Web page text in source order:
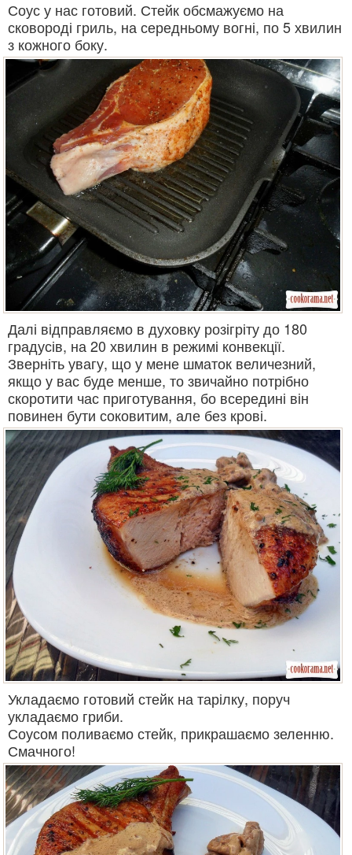
Соус у нас готовий. Стейк обсмажуємо на
сковороді гриль, на середньому вогні, по 5 хвилин
з кожного боку.
Далі відправляємо в духовку розігріту до 180
градусів, на 20 хвилин в режимі конвекції.
Зверніть увагу, що у мене шматок величезний,
якщо у вас буде менше, то звичайно потрібно
скоротити час приготування, бо всередині він
повинен бути соковитим, але без крові.
Укладаємо готовий стейк на тарілку, поруч
укладаємо гриби.
Соусом поливаємо стейк, прикрашаємо зеленню.
Смачного!